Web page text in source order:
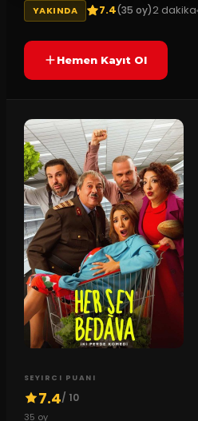
YAKINDA 7.4(35 oy)2dakika
Hemen Kayıt Ol
SEYIRCI PUANI
7.4/ 10
35 oy